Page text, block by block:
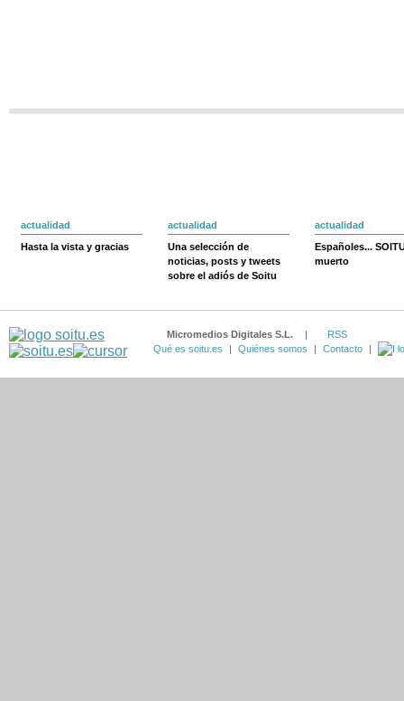
actualidad
Hasta la vista y gracias
actualidad
Una selección de
noticias, posts y tweets
sobre el adiós de Soitu
actualidad
Españoles...
muerto
Micromedios Digitales S.L. |
RSS
Qué es soitu.es
| Quiénes somos | Contacto |